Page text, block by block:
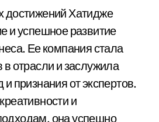
достижений Хатидже
и успешное развитие
Ее компания стала
отрасли и заслужила
признания от экспертов.
и
она успешно